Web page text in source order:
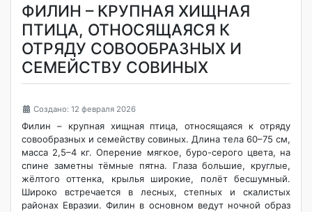
ФИЛИН – КРУПНАЯ ХИЩНАЯ
ПТИЦА, ОТНОСЯЩАЯСЯ К
ОТРЯДУ СОВООБРАЗНЫХ И
СЕМЕЙСТВУ СОВИНЫХ
Создано: 12 февраля 2026
Филин – крупная хищная птица, относящаяся к отряду
совообразных и семейству совиных. Длина тела 60–75 см,
масса 2,5–4 кг. Оперение мягкое, буро-серого цвета, на
спине заметны тёмные пятна. Глаза большие, круглые,
жёлтого оттенка, крылья широкие, полёт бесшумный.
Широко встречается в лесных, степных и скалистых
районах Евразии. Филин в основном ведут ночной образ